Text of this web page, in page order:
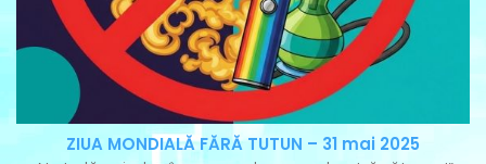
ZIUA MONDIALĂ FĂRĂ TUTUN – 31 mai 2025